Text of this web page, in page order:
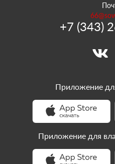
+7 (343)
Приложение
Приложение для